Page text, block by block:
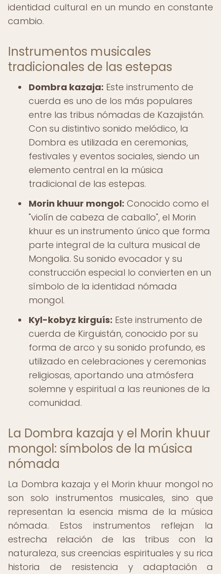
identidad cultural en un mundo en constante
cambio.
Instrumentos musicales
tradicionales de las estepas
Dombra kazaja: Este instrumento de
cuerda es uno de los más populares
entre las tribus nómadas de Kazajistán.
Con su distintivo sonido melódico, la
Dombra es utilizada en ceremonias,
festivales y eventos sociales, siendo un
elemento central en la música
tradicional de las estepas.
Morin khuur mongol: Conocido como el
"violín de cabeza de caballo", el Morin
khuur es un instrumento único que forma
parte integral de la cultura musical de
Mongolia. Su sonido evocador y su
construcción especial lo convierten en un
símbolo de la identidad nómada
mongol.
Kyl-kobyz kirguís: Este instrumento de
cuerda de Kirguistán, conocido por su
forma de arco y su sonido profundo, es
utilizado en celebraciones y ceremonias
religiosas, aportando una atmósfera
solemne y espiritual a las reuniones de la
comunidad.
La Dombra kazaja y el Morin khuur
mongol: símbolos de la música
nómada
La Dombra kazaja y el Morin khuur mongol no
son solo instrumentos musicales, sino que
representan la esencia misma de la música
nómada. Estos instrumentos reflejan la
estrecha relación de las tribus con la
naturaleza, sus creencias espirituales y su rica
historia de resistencia y adaptación a